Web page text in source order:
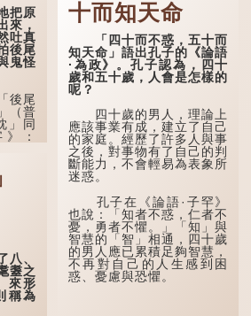
把原
來，
吐真
後尾
鬼怪
後尾
（普
」同
：
，
知的
果忽
明東
了一
脫口
、
耋之
來形
稱為
十而知天命
「四十而不惑，五十而
知天命」語出孔子的《論語
·為政》。孔子認為，四十
歲和五十歲，人會是怎樣的
呢？
四十歲的男人，理論上
應該事業有成，建立了自己
的家庭。經歷了許多人與事
之後，對事物有了自己的判
斷能力，不會輕易為表象所
迷惑。
孔子在《論語·子罕》
也說：「知者不惑，仁者不
憂，勇者不懼。」「知」與
智慧的「智」相通，四十歲
的男人應已累積足夠智慧，
不再對自己的人生感到困
惑、憂慮與恐懼。